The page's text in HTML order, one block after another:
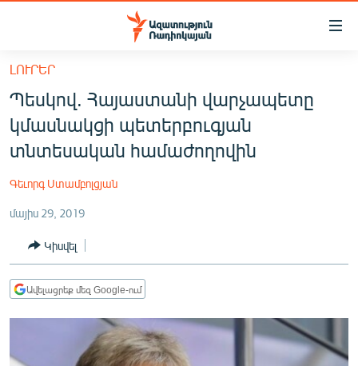
Մատչելիության
հիմնական
բովանդակությանը
Անցնել
հիմնական
մենյուին
ՀԱՅԱՍՏԱՆ
ՔԱՂԱՔԱԿԱՆ
ՏՆՏԵՍՈՒԹՅՈՒՆ
ՂԱՐԱԲԱՂ
ՏԱՐԱԾԱՇՐՋԱՆ
ԼՈՒՐԵՐ
Պեսկով. Հայաստանի վարչապետը
կմասնակցի պետերբուգյան
տնտեսական համաժողովին
Գեւորգ Ստամբոլցյան
մայիս 29, 2019
Կիսվել
Ավելացրեք մեզ Google-ում